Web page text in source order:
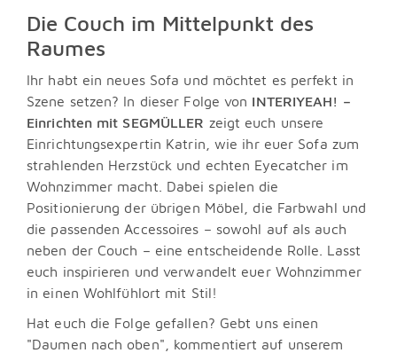
Die Couch im Mittelpunkt des
Raumes
Ihr habt ein neues Sofa und möchtet es perfekt in
Szene setzen? In dieser Folge von INTERIYEAH! –
Einrichten mit SEGMÜLLER zeigt euch unsere
Einrichtungsexpertin Katrin, wie ihr euer Sofa zum
strahlenden Herzstück und echten Eyecatcher im
Wohnzimmer macht. Dabei spielen die
Positionierung der übrigen Möbel, die Farbwahl und
die passenden Accessoires – sowohl auf als auch
neben der Couch – eine entscheidende Rolle. Lasst
euch inspirieren und verwandelt euer Wohnzimmer
in einen Wohlfühlort mit Stil!
Hat euch die Folge gefallen? Gebt uns einen
"Daumen nach oben", kommentiert auf unserem